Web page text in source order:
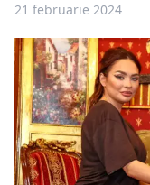
21 februarie 2024